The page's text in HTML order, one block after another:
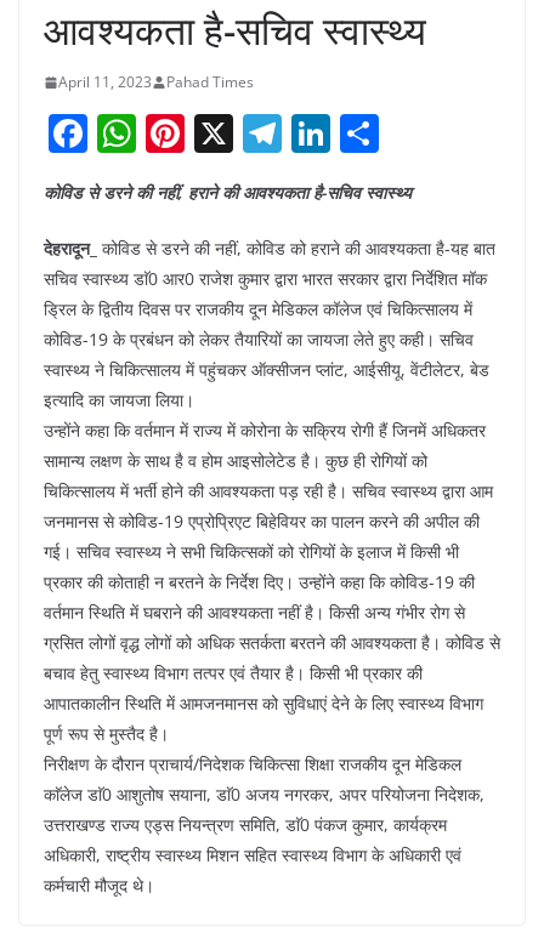
आवश्यकता है-सचिव स्वास्थ्य
April 11, 2023 Pahad Times
F
a
c
e
b
o
o
k
W
h
at
s
A
p
p
Pi
nt
er
e
st
X T
e
gr
a
m
Li
n
k
e
dI
n
ar
e
कोविड से डरने की नहीं, हराने की आवश्यकता है-सचिव स्वास्थ्य
देहरादून_ कोविड से डरने की नहीं, कोविड को हराने की आवश्यकता है-यह बात
सचिव स्वास्थ्य डाॅ0 आर0 राजेश कुमार द्वारा भारत सरकार द्वारा निर्देशित मॉक
ड्रिल के द्वितीय दिवस पर राजकीय दून मेडिकल कॉलेज एवं चिकित्सालय में
कोविड-19 के प्रबंधन को लेकर तैयारियों का जायजा लेते हुए कही। सचिव
स्वास्थ्य ने चिकित्सालय में पहुंचकर ऑक्सीजन प्लांट, आईसीयू, वेंटीलेटर, बेड
इत्यादि का जायजा लिया।
उन्होंने कहा कि वर्तमान में राज्य में कोरोना के सक्रिय रोगी हैं जिनमें अधिकतर
सामान्य लक्षण के साथ है व होम आइसोलेटेड है। कुछ ही रोगियों को
चिकित्सालय में भर्ती होने की आवश्यकता पड़ रही है। सचिव स्वास्थ्य द्वारा आम
जनमानस से कोविड-19 एप्रोप्रिएट बिहेवियर का पालन करने की अपील की
गई। सचिव स्वास्थ्य ने सभी चिकित्सकों को रोगियों के इलाज में किसी भी
प्रकार की कोताही न बरतने के निर्देश दिए। उन्होंने कहा कि कोविड-19 की
वर्तमान स्थिति में घबराने की आवश्यकता नहीं है। किसी अन्य गंभीर रोग से
ग्रसित लोगों वृद्ध लोगों को अधिक सतर्कता बरतने की आवश्यकता है। कोविड से
बचाव हेतु स्वास्थ्य विभाग तत्पर एवं तैयार है। किसी भी प्रकार की
आपातकालीन स्थिति में आमजनमानस को सुविधाएं देने के लिए स्वास्थ्य विभाग
पूर्ण रूप से मुस्तैद है।
निरीक्षण के दौरान प्राचार्य/निदेशक चिकित्सा शिक्षा राजकीय दून मेडिकल
काॅलेज डाॅ0 आशुतोष सयाना, डाॅ0 अजय नगरकर, अपर परियोजना निदेशक,
उत्तराखण्ड राज्य एड्स नियन्त्रण समिति, डाॅ0 पंकज कुमार, कार्यक्रम
अधिकारी, राष्ट्रीय स्वास्थ्य मिशन सहित स्वास्थ्य विभाग के अधिकारी एवं
कर्मचारी मौजूद थे।